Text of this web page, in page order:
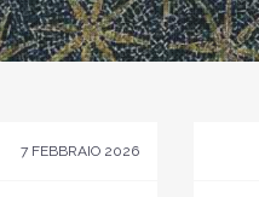
7 FEBBRAIO 2026